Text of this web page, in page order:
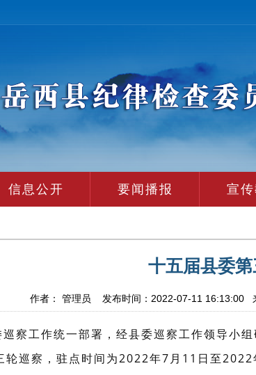
信息公开 要闻播报 宣
十五届县委
作者： 管理员 发布时间：2022-07-11 16:13:00
察工作统一部署，经县委巡察工作领导小
轮巡察，驻点时间为2022年7月11日至2022